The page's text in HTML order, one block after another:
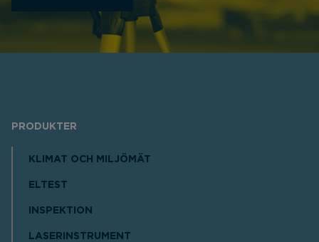
PRODUKTER
KLIMAT OCH MILJÖMÄT
ELTEST
INSPEKTION
LASERINSTRUMENT